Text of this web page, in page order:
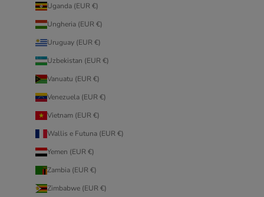
Uganda (EUR €)
Ungheria (EUR €)
Uruguay (EUR €)
Uzbekistan (EUR €)
Vanuatu (EUR €)
Venezuela (EUR €)
Vietnam (EUR €)
Wallis e Futuna (EUR €)
Yemen (EUR €)
Zambia (EUR €)
Zimbabwe (EUR €)